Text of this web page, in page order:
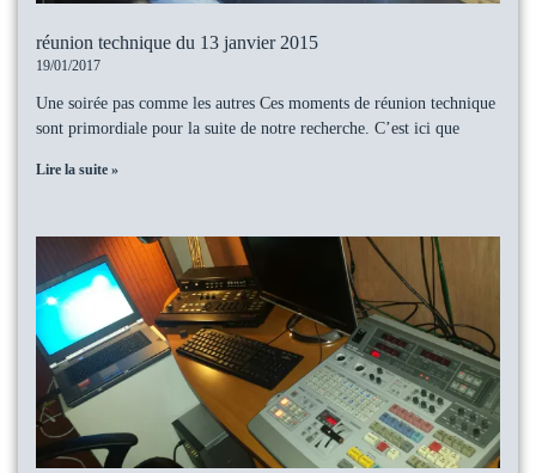
réunion technique du 13 janvier 2015
19/01/2017
Une soirée pas comme les autres Ces moments de réunion technique
sont primordiale pour la suite de notre recherche. C’est ici que
Lire la suite »